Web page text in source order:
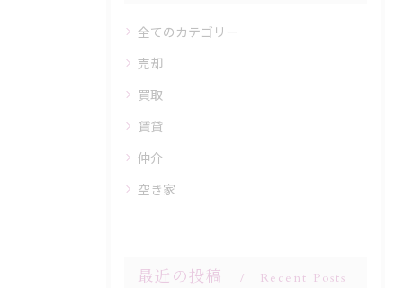
全てのカテゴリー
売却
買取
賃貸
仲介
空き家
最近の投稿 Recent Posts